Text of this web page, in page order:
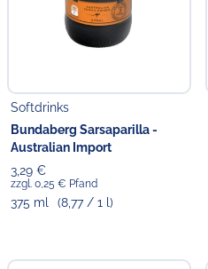
Softdrinks
Bundaberg Sarsaparilla -
Australian Import
3,29 €
zzgl. 0,25 € Pfand
375 ml (8,77 / 1 l)